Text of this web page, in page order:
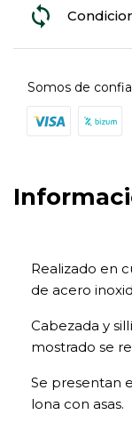
Somos de
Realizado en
de acero
Cabezada y
mostrado se
Se presentan
lona con asas.